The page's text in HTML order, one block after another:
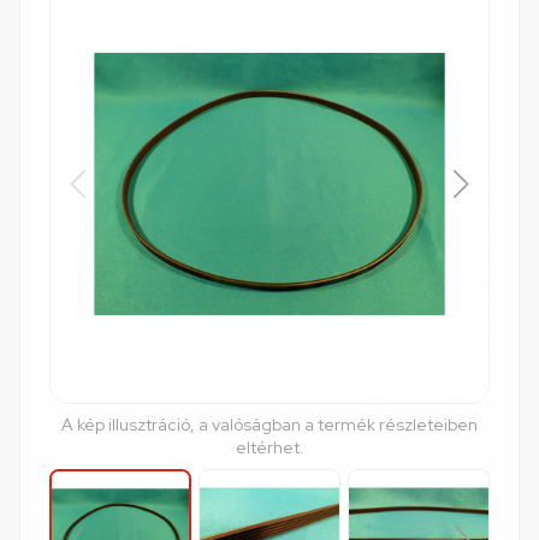
A kép illusztráció, a valóságban a termék részleteiben
eltérhet.